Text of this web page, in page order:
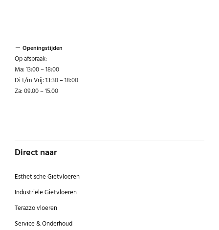
Openingstijden
Op afspraak:
Ma: 13:00 – 18:00
Di t/m Vrij: 13:30 – 18:00
Za: 09.00 – 15.00
Direct naar
Esthetische Gietvloeren
Industriële Gietvloeren
Terazzo vloeren
Service & Onderhoud